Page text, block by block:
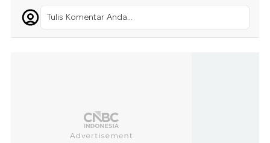
Tulis Komentar Anda...